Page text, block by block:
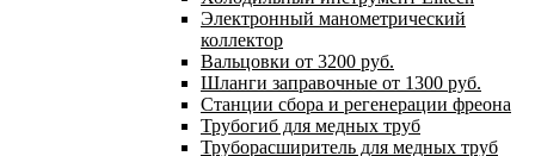
Электронный манометрический
коллектор
Вальцовки от 3200 руб.
Шланги заправочные от 1300 руб.
Станции сбора и регенерации фреона
Трубогиб для медных труб
Труборасширитель для медных труб